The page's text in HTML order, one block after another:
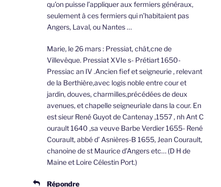
qu’on puisse l’appliquer aux fermiers généraux,
seulement à ces fermiers qui n’habitaient pas
Angers, Laval, ou Nantes …
Marie, le 26 mars : Pressiat, chât,cne de
Villevêque. Pressiat XVIe s- Prétiart 1650-
Pressiac an IV .Ancien fief et seigneurie , relevant
de la Berthière,avec logis noble entre cour et
jardin, douves, charmilles,précédées de deux
avenues, et chapelle seigneuriale dans la cour. En
est sieur René Guyot de Cantenay ,1557 , nh Ant C
ourault 1640 ,sa veuve Barbe Verdier 1655- René
Courault, abbé d’ Asnières-B 1655, Jean Courault,
chanoine de st Maurice d’Angers etc… (D H de
Maine et Loire Célestin Port.)
Répondre